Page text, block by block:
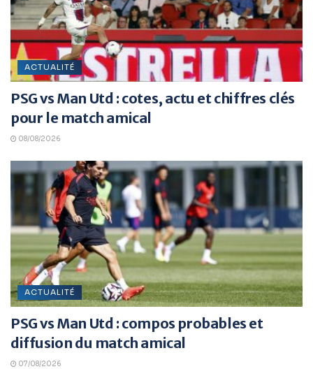
ACTUALITÉ
PSG vs Man Utd : cotes, actu et chiffres clés
pour le match amical
08/08/2026
ACTUALITÉ
PSG vs Man Utd : compos probables et
diffusion du match amical
07/08/2026